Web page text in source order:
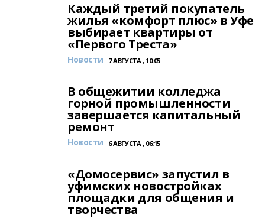
Каждый третий покупатель
жилья «комфорт плюс» в Уфе
выбирает квартиры от
«Первого Треста»
Новости 7 АВГУСТА , 10:05
В общежитии колледжа
горной промышленности
завершается капитальный
ремонт
Новости 6 АВГУСТА , 06:15
«Домосервис» запустил в
уфимских новостройках
площадки для общения и
творчества